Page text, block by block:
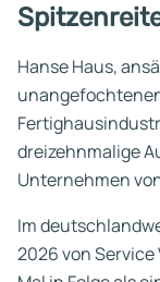
Hanse Haus,
dreizehnmalige
Unternehmen
Im
2026 von Service